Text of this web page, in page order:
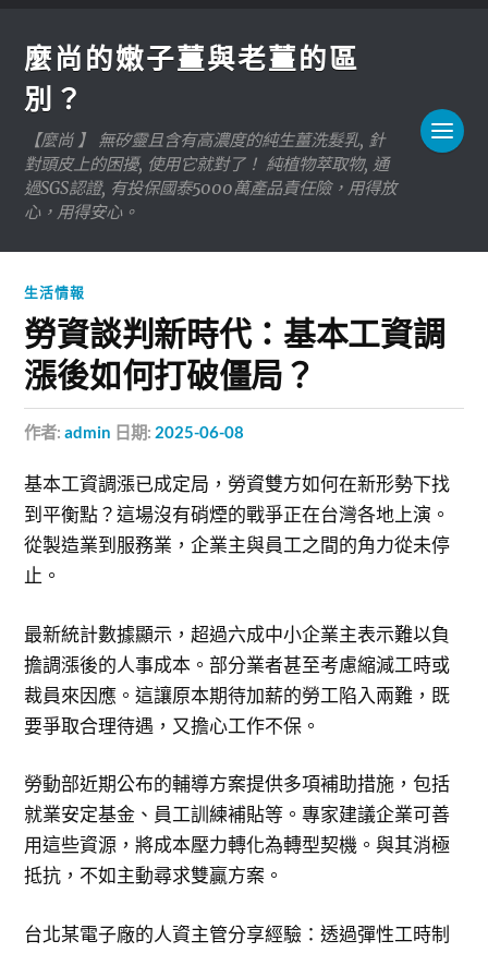
麼尚的嫩子薑與老薑的區
別？
【麼尚 】 無矽靈且含有高濃度的純生薑洗髮乳, 針
對頭皮上的困擾, 使用它就對了！ 純植物萃取物, 通
過SGS認證, 有投保國泰5000萬產品責任險，用得放
心，用得安心。
生活情報
勞資談判新時代：基本工資調
漲後如何打破僵局？
作者:admin 日期: 2025-06-08
基本工資調漲已成定局，勞資雙方如何在新形勢下找
到平衡點？這場沒有硝煙的戰爭正在台灣各地上演。
從製造業到服務業，企業主與員工之間的角力從未停
止。
最新統計數據顯示，超過六成中小企業主表示難以負
擔調漲後的人事成本。部分業者甚至考慮縮減工時或
裁員來因應。這讓原本期待加薪的勞工陷入兩難，既
要爭取合理待遇，又擔心工作不保。
勞動部近期公布的輔導方案提供多項補助措施，包括
就業安定基金、員工訓練補貼等。專家建議企業可善
用這些資源，將成本壓力轉化為轉型契機。與其消極
抵抗，不如主動尋求雙贏方案。
台北某電子廠的人資主管分享經驗：透過彈性工時制